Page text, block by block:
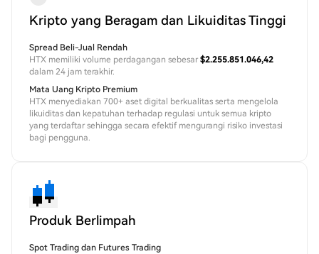
Kripto yang Beragam dan Likuiditas Tinggi
Spread Beli-Jual Rendah
HTX memiliki volume perdagangan sebesar $2.255.851.046,42
dalam 24 jam terakhir.
Mata Uang Kripto Premium
HTX menyediakan 700+ aset digital berkualitas serta mengelola
likuiditas dan kepatuhan terhadap regulasi untuk semua kripto
yang terdaftar sehingga secara efektif mengurangi risiko investasi
bagi pengguna.
Produk Berlimpah
Spot Trading dan Futures Trading